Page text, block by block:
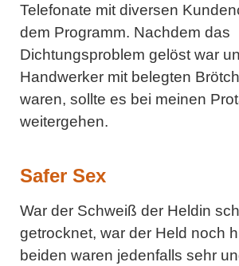
Telefonate mit diversen
dem Programm. Nachdem das
Dichtungsproblem gelöst war
Handwerker mit belegten
waren, sollte es bei meinen
weitergehen.
Safer Sex
War der Schweiß der Heldin
getrocknet, war der Held noch
beiden waren jedenfalls sehr